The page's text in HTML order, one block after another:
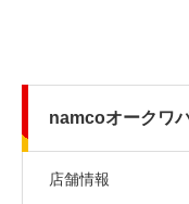
namcoオークワ
店舗情報